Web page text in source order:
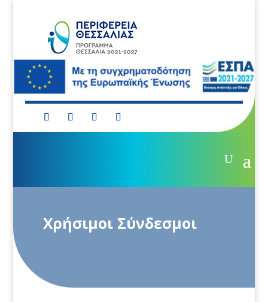
Χρήσιμοι Σύνδεσμοι